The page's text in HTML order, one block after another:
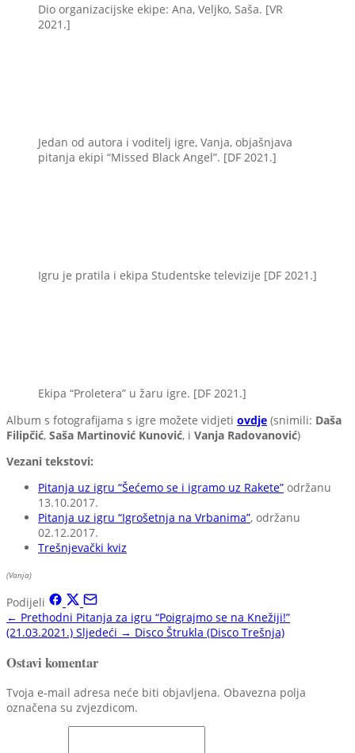
Dio organizacijske ekipe: Ana, Veljko, Saša. [VR
2021.]
Jedan od autora i voditelj igre, Vanja, objašnjava
pitanja ekipi “Missed Black Angel”. [DF 2021.]
Igru je pratila i ekipa Studentske televizije [DF 2021.]
Ekipa “Proletera” u žaru igre. [DF 2021.]
Album s fotografijama s igre možete vidjeti ovdje (snimili: Daša
Filipčić, Saša Martinović Kunović, i Vanja Radovanović)
Vezani tekstovi:
Pitanja uz igru “Šećemo se i igramo uz Rakete” održanu
13.10.2017.
Pitanja uz igru “Igrošetnja na Vrbanima”, održanu
02.12.2017.
Trešnjevački kviz
(Vanja)
Podijeli
← Prethodni Pitanja za igru “Poigrajmo se na Knežiji!”
(21.03.2021.) Sljedeći → Disco Štrukla (Disco Trešnja)
Ostavi komentar
Tvoja e-mail adresa neće biti objavljena. Obavezna polja
označena su zvjezdicom.